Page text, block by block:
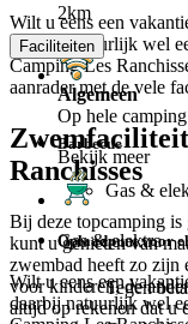
Wilt u eens een
daarbij natuurlijk wel
Camping Les
aanrader met de vele
Ranchisses
Bij deze topcamping is
kunt u genieten van
zwembad heeft zo zijn
voor kinderen, de
altijd op rekenen dat u
2km
Op hele camping
Bekijk meer
Gas & elektra
Wilt u eens een
daarbij natuurlijk wel
Faciliteiten
Algemeen
Barbecue
Gas &
Oplaadpunt voor
Tegen